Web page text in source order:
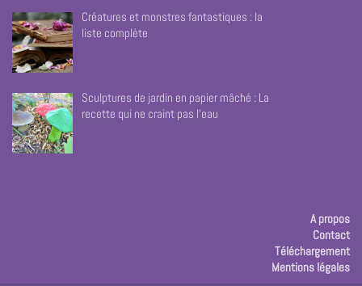
Créatures et monstres fantastiques : la
liste complète
Sculptures de jardin en papier mâché : La
recette qui ne craint pas l’eau
A propos
Contact
Téléchargement
Mentions légales